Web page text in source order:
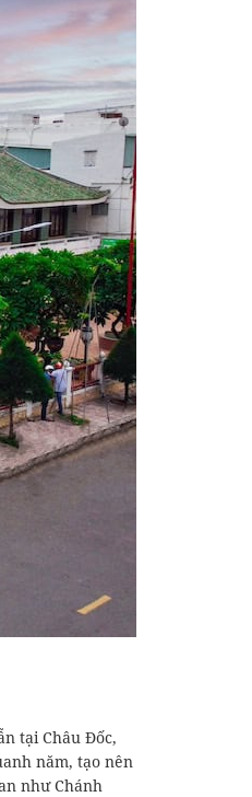
tại Châu Đốc,
năm, tạo nên
như Chánh